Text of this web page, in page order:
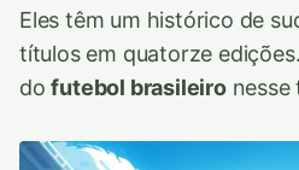
Eles têm um histórico de
títulos em quatorze
dofutebol brasileironesse